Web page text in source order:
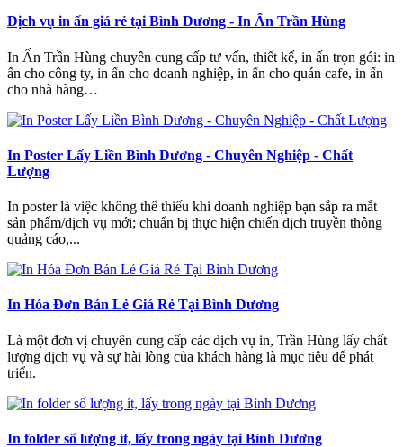
Dịch vụ in ấn giá rẻ tại Bình Dương - In Ấn Trần Hùng
In Ấn Trần Hùng chuyên cung cấp tư vấn, thiết kế, in ấn trọn gói: in
ấn cho công ty, in ấn cho doanh nghiệp, in ấn cho quán cafe, in ấn
cho nhà hàng…
In Poster Lấy Liền Bình Dương - Chuyên Nghiệp - Chất
Lượng
In poster là việc không thể thiếu khi doanh nghiệp bạn sắp ra mắt
sản phẩm/dịch vụ mới; chuẩn bị thực hiện chiến dịch truyền thông
quảng cáo,...
In Hóa Đơn Bán Lẻ Giá Rẻ Tại Bình Dương
Là một đơn vị chuyên cung cấp các dịch vụ in, Trần Hùng lấy chất
lượng dịch vụ và sự hài lòng của khách hàng là mục tiêu để phát
triển.
In folder số lượng ít, lấy trong ngày tại Bình Dương